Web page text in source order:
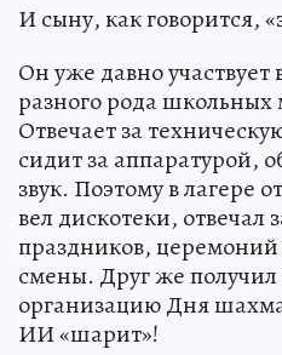
И сыну, как говорится,
Он уже давно
разного рода
Отвечает за
сидит за аппаратурой,
звук. Поэтому в лагере
вел дискотеки, отвечал
праздников,
смены. Друг же получил
организацию Дня
ИИ «шарит»!